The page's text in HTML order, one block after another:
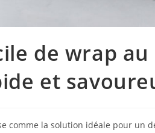
de wrap
et
comme la solution idéale pour un